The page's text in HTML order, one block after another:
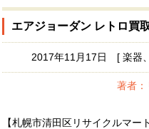
エアジョーダン レトロ買
2017年11月17日 [ 楽器
著者
【札幌市清田区リサイクルマー